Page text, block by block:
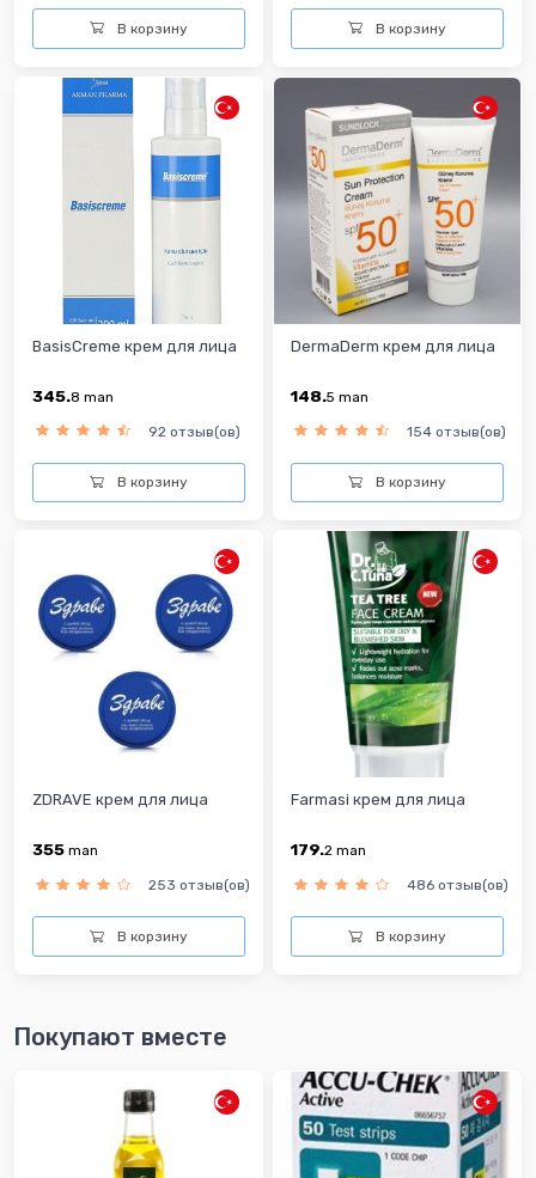
В корзину В корзину
BasisCreme крем для лица
345.8 man
92 отзыв(ов)
В корзину
DermaDerm крем для лица
148.5 man
154 отзыв(ов)
В корзину
ZDRAVE крем для лица
355 man
253 отзыв(ов)
В корзину
Farmasi крем для лица
179.2 man
486 отзыв(ов)
В корзину
Покупают вместе